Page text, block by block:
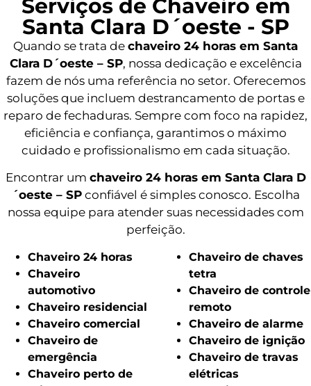
Serviços de Chaveiro em
Santa Clara D´oeste - SP
Quando se trata de chaveiro 24 horas em Santa
Clara D´oeste – SP, nossa dedicação e excelência
fazem de nós uma referência no setor. Oferecemos
soluções que incluem destrancamento de portas e
reparo de fechaduras. Sempre com foco na rapidez,
eficiência e confiança, garantimos o máximo
cuidado e profissionalismo em cada situação.
Encontrar um chaveiro 24 horas em Santa Clara D
´oeste – SPconfiável é simples conosco. Escolha
nossa equipe para atender suas necessidades com
perfeição.
Chaveiro 24 horas
Chaveiro
automotivo
Chaveiro residencial
Chaveiro comercial
Chaveiro de
emergência
Chaveiro perto de
Chaveiro de chaves
tetra
Chaveiro de controle
remoto
Chaveiro de alarme
Chaveiro de ignição
Chaveiro de travas
elétricas